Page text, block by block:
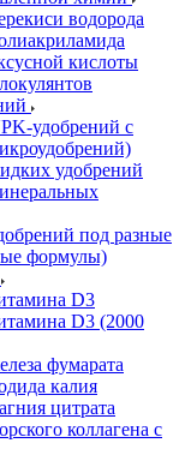
водорода
кислоты
удобрений с
удобрений
под разные
формулы)
D3
D3 (2000
фумарата
калия
цитрата
коллагена с